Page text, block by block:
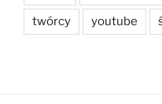
twórcy youtube